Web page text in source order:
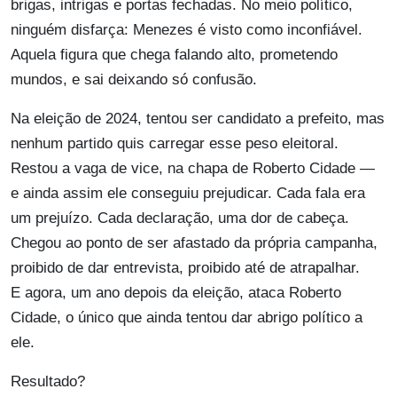
brigas, intrigas e portas fechadas. No meio político,
ninguém disfarça: Menezes é visto como inconfiável.
Aquela figura que chega falando alto, prometendo
mundos, e sai deixando só confusão.
Na eleição de 2024, tentou ser candidato a prefeito, mas
nenhum partido quis carregar esse peso eleitoral.
Restou a vaga de vice, na chapa de Roberto Cidade —
e ainda assim ele conseguiu prejudicar. Cada fala era
um prejuízo. Cada declaração, uma dor de cabeça.
Chegou ao ponto de ser afastado da própria campanha,
proibido de dar entrevista, proibido até de atrapalhar.
E agora, um ano depois da eleição, ataca Roberto
Cidade, o único que ainda tentou dar abrigo político a
ele.
Resultado?